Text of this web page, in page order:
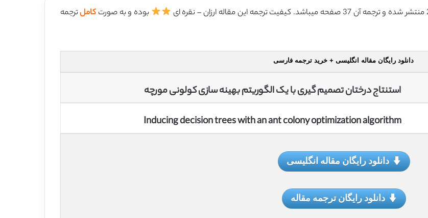
بوده و به صورتکاملترجمه
دانلود رایگان مقاله انگلیسی + خرید ترجمه فارسی
استنتاج درختان تصمیم گیری با یک الگوریتم بهینه سازی کولونی مورچه
Inducing decision trees with an ant colony optimization algorithm
دانلود رایگان مقاله انگلیسی
دانلود رایگان ترجمه مقاله